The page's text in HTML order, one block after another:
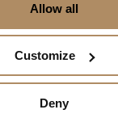
Allow all
Customize
Deny